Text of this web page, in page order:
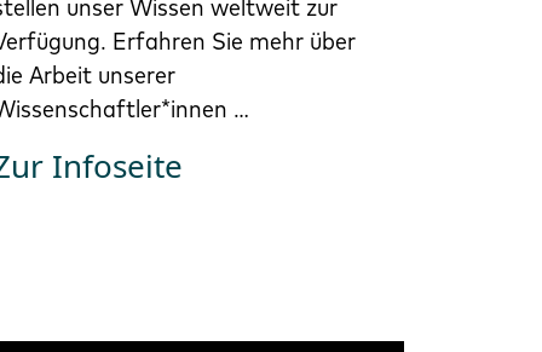
unser Wissen weltweit zur
Erfahren Sie mehr über
Arbeit unserer
…
Infoseite